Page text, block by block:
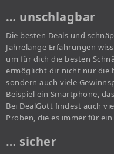
… unschlagbar
Die besten Deals und
Jahrelange Erfahrungen
um für dich die besten
ermöglicht dir nicht nur die
sondern auch viele
Beispiel ein Smartphone,
Bei DealGott findest auch
Proben, die es immer für
… sicher